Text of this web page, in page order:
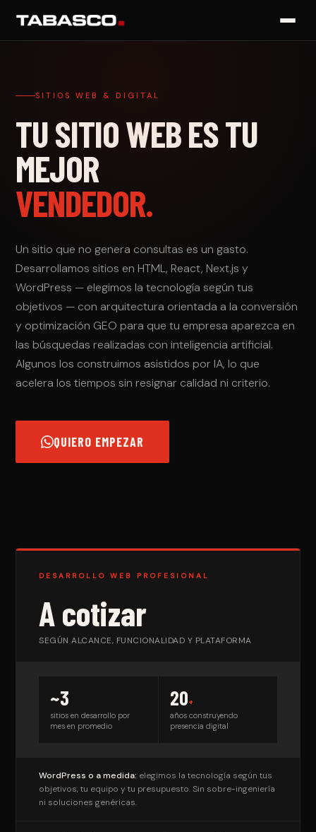
SITIOS WEB & DIGITAL
TU SITIO WEB ES TU
MEJOR
VENDEDOR.
Un sitio que no genera consultas es un gasto.
Desarrollamos sitios en HTML, React, Next.js y
WordPress — elegimos la tecnología según tus
objetivos — con arquitectura orientada a la conversión
y optimización GEO para que tu empresa aparezca en
las búsquedas realizadas con inteligencia artificial.
Algunos los construimos asistidos por IA, lo que
acelera los tiempos sin resignar calidad ni criterio.
QUIERO EMPEZAR
DESARROLLO WEB PROFESIONAL
A cotizar
SEGÚN ALCANCE, FUNCIONALIDAD Y PLATAFORMA
~3
sitios en desarrollo por
mes en promedio
20+
años construyendo
presencia digital
WordPress o a medida: elegimos la tecnología según tus
objetivos, tu equipo y tu presupuesto. Sin sobre-ingeniería
ni soluciones genéricas.